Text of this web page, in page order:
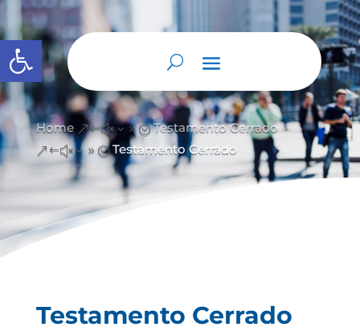
Abrir barra de herramientas
Home &#x39; Testamento Cerrado
&#x39; Testamento Cerrado
Testamento Cerrado